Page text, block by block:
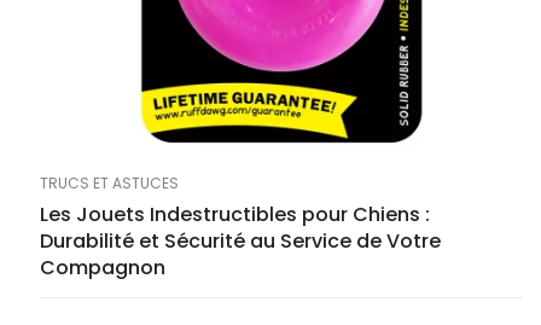
TRUCS ET ASTUCES
Les Jouets Indestructibles pour Chiens :
Durabilité et Sécurité au Service de Votre
Compagnon